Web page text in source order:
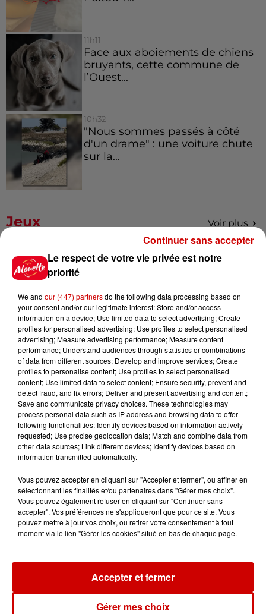
11h11
Face aux aboiements de chiens
bruyants, cette commune de
l’Ouest...
10h32
"Nous sommes passés à côté
d'un drame" : une voiture chute
sur la...
Jeux Voir plus
Gagnez vos places pour
l'événement Ride the Show à
Gagnez vos places pour le
festival Marché Gourmand 2026
à Coulon !
Le Duel - Gagnez vos entrées
pour l'un des zoos de nos
régions !
Destination Vacances - Gagnez
votre séjour en famille au cœur
de la...
Newsletter
Le respect de votre vie privée est notre
priorité
We and our (447) partnersdo the following data processing based on
your consent and/or our legitimate interest: Store and/or access
information on a device; Use limited data to select advertising; Create
profiles for personalised advertising; Use profiles to select personalised
advertising; Measure advertising performance; Measure content
performance; Understand audiences through statistics or combinations
of data from different sources; Develop and improve services; Create
profiles to personalise content; Use profiles to select personalised
content; Use limited data to select content; Ensure security, prevent and
detect fraud, and fix errors; Deliver and present advertising and content;
Save and communicate privacy choices. These technologies may
process personal data such as IP address and browsing data to offer
following functionalities: Identify devices based on information actively
requested; Use precise geolocation data; Match and combine data from
other data sources; Link different devices; Identify devices based on
information transmitted automatically.
Vous pouvez accepter en cliquant sur "Accepter et fermer", ou affiner en
sélectionnant les finalités et/ou partenaires dans "Gérer mes choix".
Vous pouvez également refuser en cliquant sur "Continuer sans
accepter". Vos préférences ne s'appliqueront que pour ce site. Vous
pouvez mettre à jour vos choix, ou retirer votre consentement à tout
moment via le lien "Gérer les cookies" situé en bas de chaque page.
Gérer mes choix
Accepter et fermer
Continuer sans accepter